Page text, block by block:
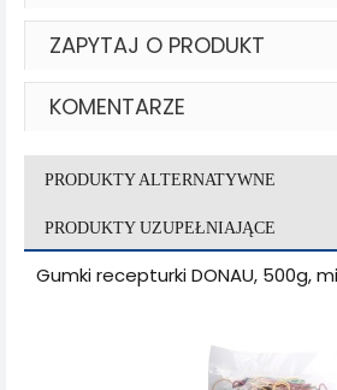
ZAPYTAJ O PRODUKT
KOMENTARZE
PRODUKTY ALTERNATYWNE
PRODUKTY UZUPEŁNIAJĄCE
Gumki recepturki DONAU, 500g,